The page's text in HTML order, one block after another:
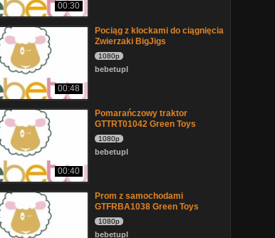
00:30
00:48
Pociąg z klockami do ciągnięcia
Zwierzaki BigJigs
1080p
bebetupl
00:40
Pomarańczowy traktor
GTTRT01042 Green Toys
1080p
bebetupl
Prom z samochodami
GTFRBA1038 Green Toys
1080p
bebetupl